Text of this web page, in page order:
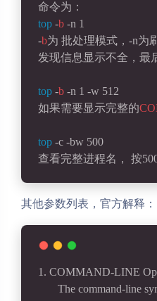
命令为：
top -b -n 1
-b为 批处理模式，-n为
发现信息显示不全，最
top -b -n 1 -w 512
如果需要显示完整的
top -c -bw 500
查看完整进程名， 按
其他参数列表，官方解释：
1. COMMAND-LINE
The command-line